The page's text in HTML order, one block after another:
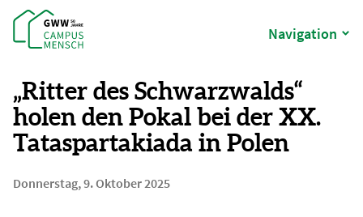
Navigation
„Ritter des Schwarzwalds“
holen den Pokal bei der XX.
Tataspartakiada in Polen
Donnerstag, 9. Oktober 2025